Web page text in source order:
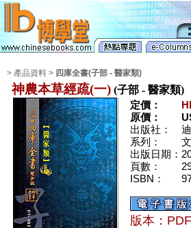
> 產品資料 > 四庫全書(子部 - 醫家類)
神農本草經疏(一) (子部 - 醫家類)
定價：
原價：
出版社：
系列：
出版日期：
頁數：
ISBN：
版本：